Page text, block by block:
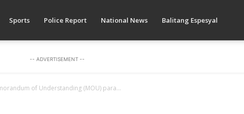
Sports Police Report National News Balitang Espesyal
-- ADVERTISEMENT --
of Understanding (MOU) para...